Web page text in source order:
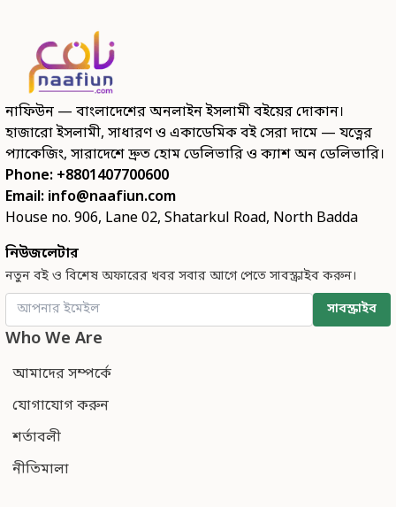
নাফিউন — বাংলাদেশের অনলাইন ইসলামী বইয়ের দোকান।
হাজারো ইসলামী, সাধারণ ও একাডেমিক বই সেরা দামে — যত্নের
প্যাকেজিং, সারাদেশে দ্রুত হোম ডেলিভারি ও ক্যাশ অন ডেলিভারি।
Phone: +8801407700600
Email: info@naafiun.com
House no. 906, Lane 02, Shatarkul Road, North Badda
নিউজলেটার
নতুন বই ও বিশেষ অফারের খবর সবার আগে পেতে সাবস্ক্রাইব করুন।
সাবস্ক্রাইব
Who We Are
আমাদের সম্পর্কে
যোগাযোগ করুন
শর্তাবলী
নীতিমালা